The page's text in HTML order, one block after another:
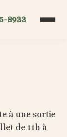
8933
à une sortie
de 11h à